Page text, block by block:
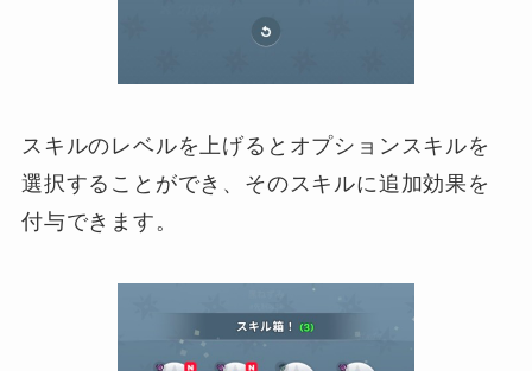
スキルのレベルを上げるとオプションスキルを
選択することができ、そのスキルに追加効果を
付与できます。